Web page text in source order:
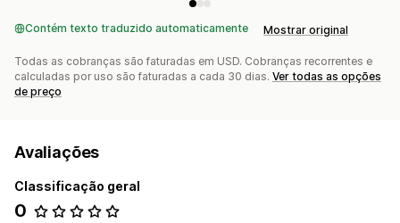
Contém texto traduzido automaticamente Mostrar original
Todas as cobranças são faturadas em USD. Cobranças recorrentes e
calculadas por uso são faturadas a cada 30 dias. Ver todas as opções
de preço
Avaliações
Classificação geral
0